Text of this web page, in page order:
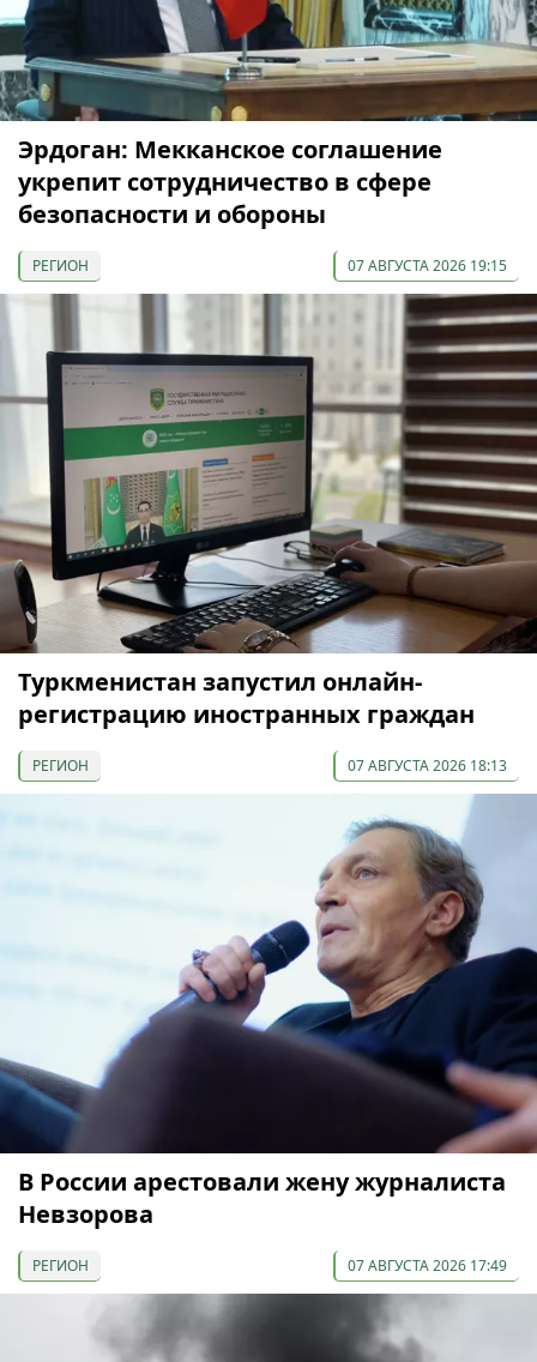
Эрдоган: Мекканское соглашение
укрепит сотрудничество в сфере
безопасности и обороны
РЕГИОН 07 АВГУСТА 2026 19:15
Туркменистан запустил онлайн-
регистрацию иностранных граждан
РЕГИОН 07 АВГУСТА 2026 18:13
В России арестовали жену журналиста
Невзорова
РЕГИОН 07 АВГУСТА 2026 17:49